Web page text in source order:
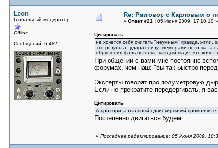
Leon
Глобальный модератор
Offline
Сообщений: 6,482
Re: Разговор с Карловым о
« Ответ #21 : 05 Июня 2009, 17:10:10 »
Цитировать
не хочется себя считать "неумным" правда. жгли,
это результат удара снизу элеменами потолка. а
обрушения фаль-потолка. каждый видит что хочет
При общении с вами мне постоянно
форумах, чем наш: "вы так быстро
Эксперты говорят про полуметровую
Если не прекратите передергивать, я
Цитировать
А про горизантальный сдвиг кирпичей
Постепенно двигаться будем.
« Последнее редактирование: 05 Июня 2009,